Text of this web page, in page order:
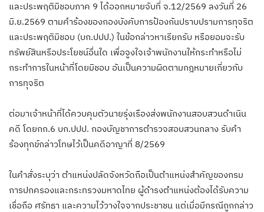
และประพฤติมิชอบภาค 9 ได้ออกหมายจับที่ จ.12/2569 ลงวันที่ 26
มิ.ย.2569 ตามคำร้องของกองบังคับการป้องกันปราบปรามการทุจริต
และประพฤติมิชอบ (บก.ปปป.) ในข้อกล่าวหาเรียกรับ หรือยอมจะรับ
ทรัพย์สินหรือประโยชน์อื่นใด เพื่อจูงใจเจ้าพนักงานให้กระทำหรือไม่
กระทำการในหน้าที่โดยมิชอบ อันเป็นความผิดตามกฎหมายเกี่ยวกับ
การทุจริต
ต่อมาเจ้าหน้าที่ได้ควบคุมตัวนายรุ่งเรืองส่งพนักงานสอบสวนดำเนิน
คดี โดยกก.6 บก.ปปป. กองบัญชาการตำรวจสอบสวนกลาง รับคำ
ร้องทุกข์กล่าวโทษไว้เป็นคดีอาญาที่ 8/2569
ในคำสั่งระบุว่า ตำแหน่งปลัดจังหวัดถือเป็นตำแหน่งสำคัญของกรม
การปกครองและกระทรวงมหาดไทย ผู้ดำรงตำแหน่งต้องได้รับความ
เชื่อถือ ศรัทธา และความไว้วางใจจากประชาชน แต่เมื่อมีกรณีถูกกล่าว